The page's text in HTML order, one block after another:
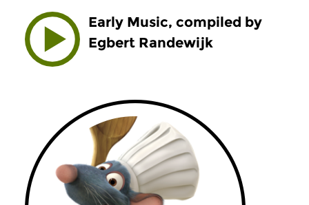
Early Music, compiled by
Egbert Randewijk